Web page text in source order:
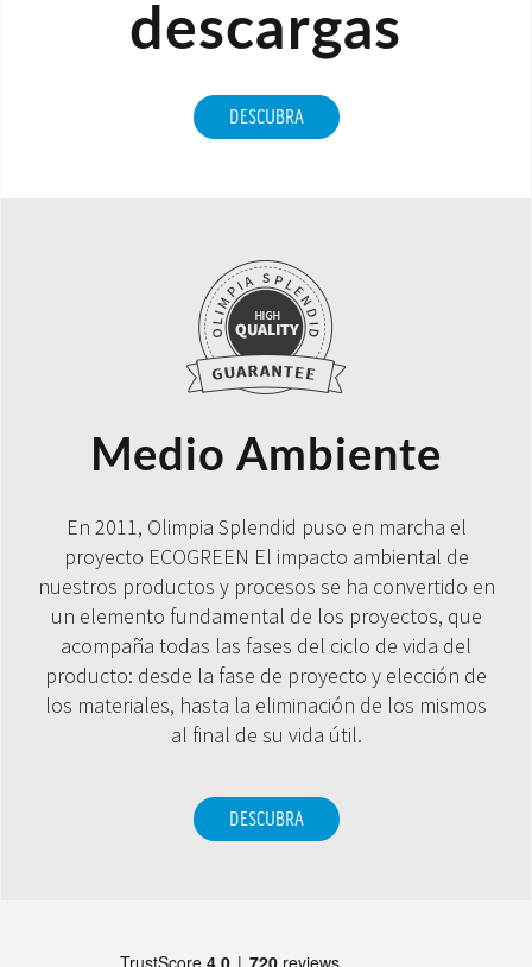
descargas
DESCUBRA
Medio Ambiente
En 2011, Olimpia Splendid puso en marcha el
proyecto ECOGREEN El impacto ambiental de
nuestros productos y procesos se ha convertido en
un elemento fundamental de los proyectos, que
acompaña todas las fases del ciclo de vida del
producto: desde la fase de proyecto y elección de
los materiales, hasta la eliminación de los mismos
al final de su vida útil.
DESCUBRA